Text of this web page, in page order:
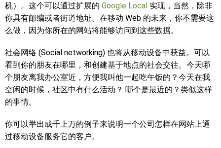
机）。这个可以通过扩展的 Google Local 实现，当然，除非
你具有邮编或者街道地址。在移动 Web 的未来，你不需要这
么做，因为你所在的网站将能够访问到这些数据。
社会网络 (Social networking) 也将从移动设备中获益。可以
看到你的朋友在哪里，和创建基于地点的社会交往。今天哪
个朋友离我办公室近，方便我叫他一起吃午饭的？今天在我
空闲的时候，社区中有什么活动？ 哪个是最近的？类似这样
的事情。
你可以举出成千上万的例子来说明一个公司怎样在网站上通
过移动设备服务它的客户。